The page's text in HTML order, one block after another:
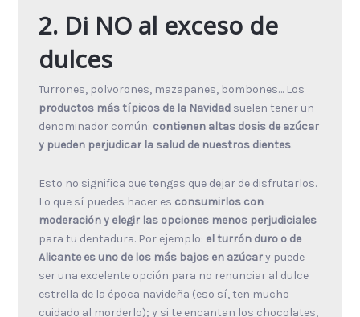
2. Di NO al exceso de
dulces
Turrones, polvorones, mazapanes, bombones… Los
productos más típicos de la Navidadsuelen tener un
denominador común: contienen altas dosis de azúcar
y pueden perjudicar la salud de nuestros dientes.
Esto no significa que tengas que dejar de disfrutarlos.
Lo que sí puedes hacer es consumirlos con
moderación y elegir las opciones menos perjudiciales
para tu dentadura. Por ejemplo: el turrón duro o de
Alicante es uno de los más bajos en azúcary puede
ser una excelente opción para no renunciar al dulce
estrella de la época navideña (eso sí, ten mucho
cuidado al morderlo); y si te encantan los chocolates,